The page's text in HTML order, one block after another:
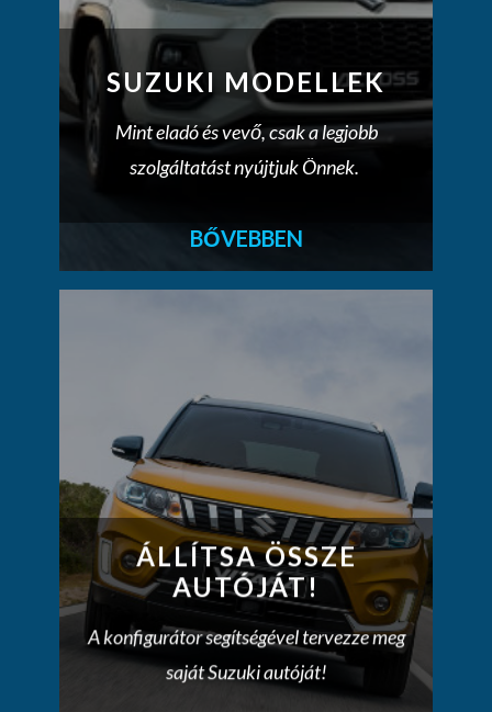
SUZUKI MODELLEK
Mint eladó és vevő, csak a legjobb
szolgáltatást nyújtjuk Önnek.
BŐVEBBEN
ÁLLÍTSA ÖSSZE
AUTÓJÁT!
A konfigurátor segítségével tervezze meg
saját Suzuki autóját!